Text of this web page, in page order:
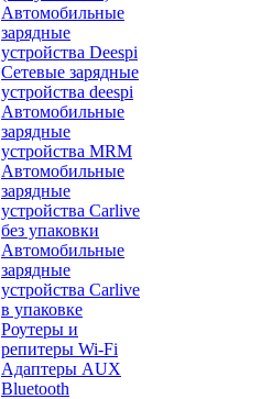
Автомобильные
зарядные
устройства Deespi
Сетевые зарядные
устройства deespi
Автомобильные
зарядные
устройства MRM
Автомобильные
зарядные
устройства Carlive
без упаковки
Автомобильные
зарядные
устройства Carlive
в упаковке
Роутеры и
репитеры Wi-Fi
Адаптеры AUX
Bluetooth